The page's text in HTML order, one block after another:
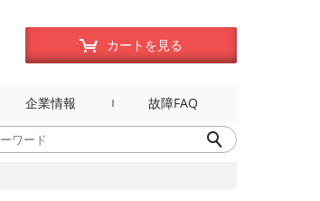
カートを見る
企業情報 故障FAQ